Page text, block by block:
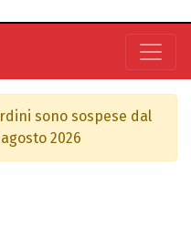
sono sospese dal
2026